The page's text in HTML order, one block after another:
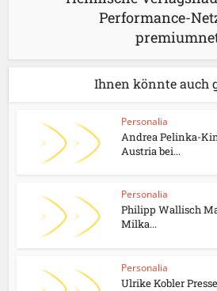
Performance-
Ihnen könnte auch
Personalia
Andrea Pelinka-
Austria bei...
Personalia
Philipp Wallisch
Milka...
Personalia
Ulrike Kobler